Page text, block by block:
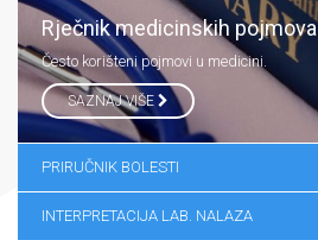
Rječnik medicinskih pojmova
Često korišteni pojmovi u medicini.
SAZNAJ VIŠE
PRIRUČNIK BOLESTI
INTERPRETACIJA LAB. NALAZA